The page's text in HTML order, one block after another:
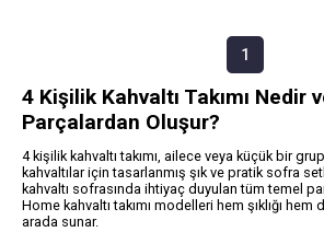
1
4 Kişilik Kahvaltı Takımı Nedir
Parçalardan Oluşur?
4 kişilik kahvaltı takımı, ailece veya küçük bir
kahvaltılar için tasarlanmış şık ve pratik sofra
kahvaltı sofrasında ihtiyaç duyulan tüm temel
Home kahvaltı takımı modelleri hem şıklığı
arada sunar.